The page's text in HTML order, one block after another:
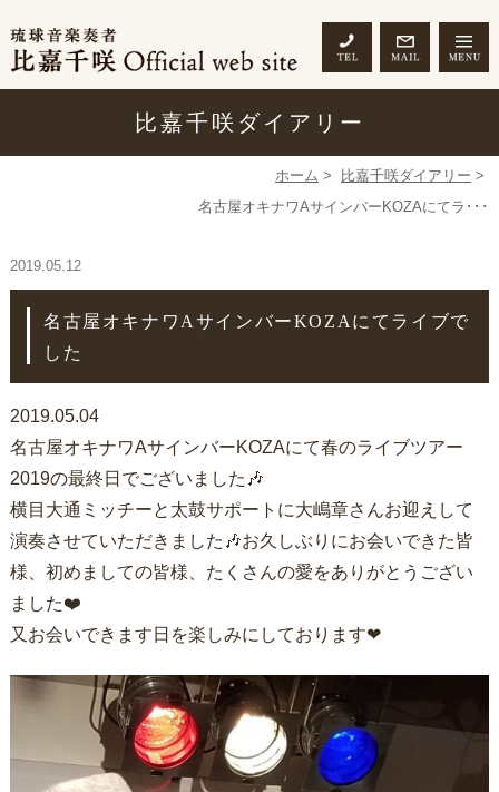
比嘉千咲ダイアリー
ホーム > 比嘉千咲ダイアリー >
名古屋オキナワAサインバーKOZAにてラ･･･
2019.05.12
名古屋オキナワAサインバーKOZAにてライブで
した
2019.05.04
名古屋オキナワAサインバーKOZAにて春のライブツアー
2019の最終日でございました🎶
横目大通ミッチーと太鼓サポートに大嶋章さんお迎えして
演奏させていただきました🎶お久しぶりにお会いできた皆
様、初めましての皆様、たくさんの愛をありがとうござい
ました❤️
又お会いできます日を楽しみにしております❤